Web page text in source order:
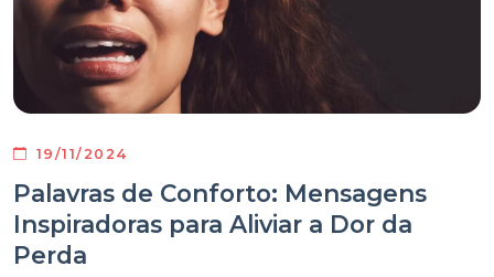
19/11/2024
Palavras de Conforto: Mensagens
Inspiradoras para Aliviar a Dor da
Perda